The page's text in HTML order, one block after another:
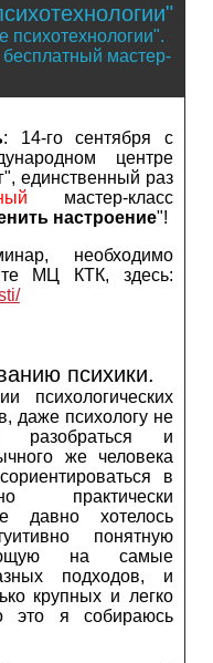
психотехнологии".
мастер-
: 14-го сентября с
центре
единственный раз
мастер-класс
настроение"!
необходимо
МЦ КТК, здесь:
психики.
психологических
даже психологу не
и
же человека
в
практически
давно хотелось
понятную
на самые
подходов, и
крупных и легко
это я собираюсь